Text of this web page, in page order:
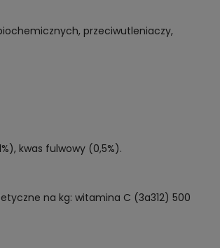
przeciwutleniaczy,
kwas fulwowy (0,5%).
na kg: witamina C (3a312) 500